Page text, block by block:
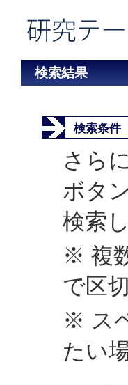
検索結果
検索条件
さら
ボタ
検索
※ 複
で区
※ ス
たい